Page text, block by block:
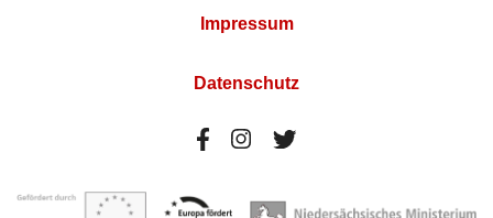
Impressum
Datenschutz